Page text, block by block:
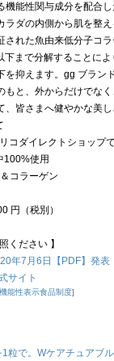
機能性関与成分を配合
ラダの内側から肌を整
された魚由来低分子コ
まで分解することによ
を抑えます。gg ブラン
もと、外からだけでな
、皆さまへ健やかな美し
コダイレクトショップ
100%使用
コラーゲン
円（税別）
ください 】
年7月6日【PDF】発表
サイト
機能性表示食品制度
粒で。Wケアチュアブ